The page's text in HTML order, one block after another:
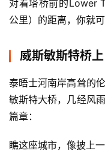
对着塔桥前的Lower
公里）的距离，你就
威斯敏斯特桥上
泰晤士河南岸高耸的
敏斯特大桥，几经风
篇章：
瞧这座城市，像披上一